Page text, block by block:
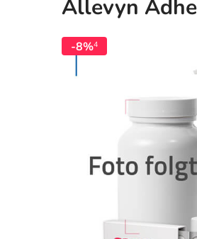
Allevyn
-8%4